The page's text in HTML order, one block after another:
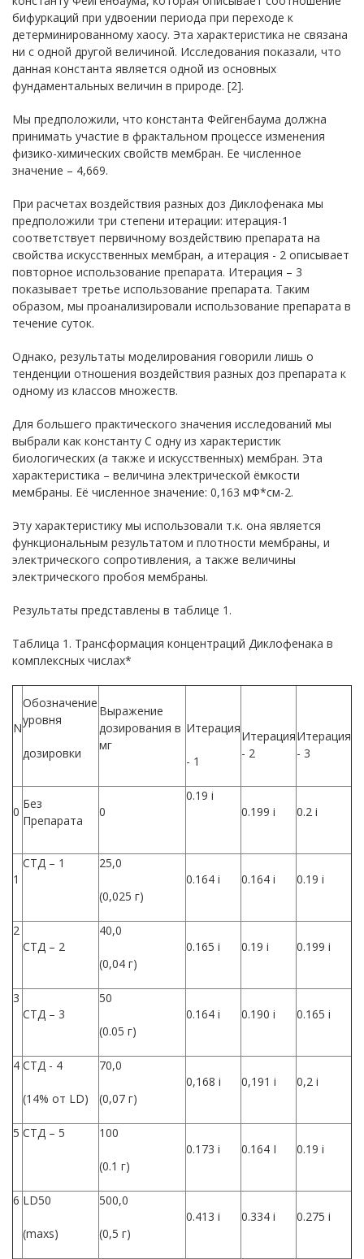
бифуркаций при удвоении периода при переходе к
детерминированному хаосу. Эта характеристика не связана
ни с одной другой величиной. Исследования показали, что
данная константа является одной из основных
фундаментальных величин в природе. [2].
Мы предположили, что константа Фейгенбаума должна
принимать участие в фрактальном процессе изменения
физико-химических свойств мембран. Ее численное
значение – 4,669.
При расчетах воздействия разных доз Диклофенака мы
предположили три степени итерации: итерация-1
соответствует первичному воздействию препарата на
свойства искусственных мембран, а итерация - 2 описывает
повторное использование препарата. Итерация – 3
показывает третье использование препарата. Таким
образом, мы проанализировали использование препарата в
течение суток.
Однако, результаты моделирования говорили лишь о
тенденции отношения воздействия разных доз препарата к
одному из классов множеств.
Для большего практического значения исследований мы
выбрали как константу С одну из характеристик
биологических (а также и искусственных) мембран. Эта
характеристика – величина электрической ёмкости
мембраны. Её численное значение: 0,163 мФ*см-2.
Эту характеристику мы использовали т.к. она является
функциональным результатом и плотности мембраны, и
электрического сопротивления, а также величины
электрического пробоя мембраны.
Результаты представлены в таблице 1.
Таблица 1. Трансформация концентраций Диклофенака в
комплексных числах*
N
Обозначение
уровня
дозировки
Выражение
дозирования в
мг
Итерация
- 1
Итерация
- 2
Итерация
- 3
0
Без
Препарата
0
0.19 i
0.199 i
0.2 i
1
СТД – 1 25,0
(0,025 г)
0.164 i 0.164 i 0.19 i
2
СТД – 2
40,0
(0,04 г)
0.165 i 0.19 i 0.199 i
3
СТД – 3
50
(0.05 г)
0.164 i 0.190 i 0.165 i
4 СТД - 4
(14% от LD)
70,0
(0,07 г)
0,168 i 0,191 i 0,2 i
5 СТД – 5 100
(0.1 г)
0.173 i 0.164 I 0.19 i
6 LD50
(maxs)
500,0
(0,5 г)
0.413 i 0.334 i 0.275 i